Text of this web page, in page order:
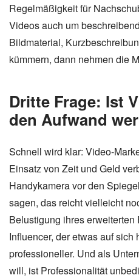
Regelmäßigkeit für
Videos auch um
Bildmaterial,
kümmern, dann nehmen die
Dritte Frage: Ist
den Aufwand
Schnell wird klar: Video-
Einsatz von Zeit und Geld
Handykamera vor den
sagen, das reicht vielleicht
Belustigung ihres
Influencer, der etwas auf sich
professioneller. Und als
will, ist Professionalität